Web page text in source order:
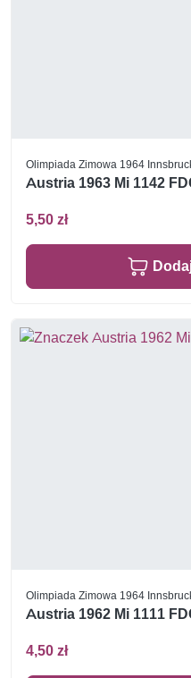
Olimpiada Zimowa 1964
Austria 1963 Mi 1142
5,50 zł
Olimpiada Zimowa 1964
Austria 1962 Mi 1111
4,50 zł